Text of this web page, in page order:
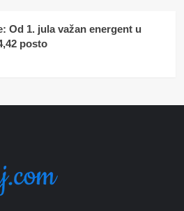
Od 1. jula važan energent u
posto